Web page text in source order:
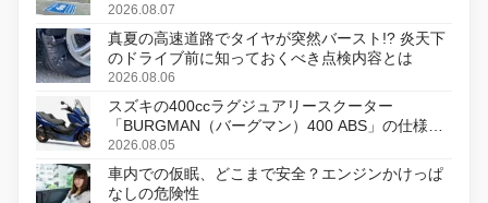
2026.08.07
真夏の高速道路でタイヤが突然バースト!? 炎天下
のドライブ前に知っておくべき点検内容とは
2026.08.06
スズキの400ccラグジュアリースクーター
「BURGMAN（バーグマン）400 ABS」の仕様を
変更し、8月18日に発売
2026.08.05
車内での仮眠、どこまで安全？エンジンかけっぱ
なしの危険性